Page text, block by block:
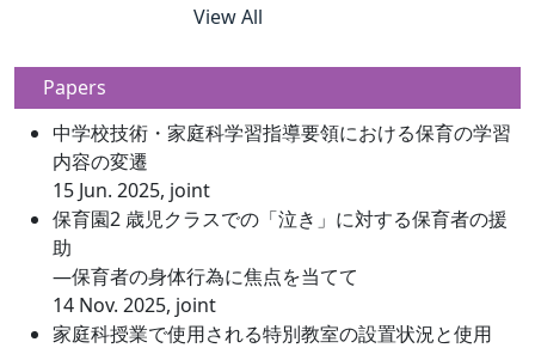
View All
Papers
中学校技術・家庭科学習指導要領における保育の学習
内容の変遷
15 Jun. 2025, joint
保育園2 歳児クラスでの「泣き」に対する保育者の援
助
―保育者の身体行為に焦点を当てて
14 Nov. 2025, joint
家庭科授業で使用される特別教室の設置状況と使用